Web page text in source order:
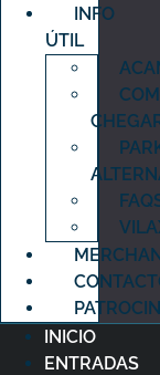
INFO
ÚTIL
INICIO
ENTRADAS